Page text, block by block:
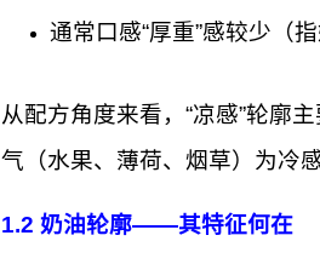
通常口感“厚重”感较少（
从配方角度来看，“凉感”轮廓
气（水果、薄荷、烟草）为冷
1.2 奶油轮廓——其特征何在